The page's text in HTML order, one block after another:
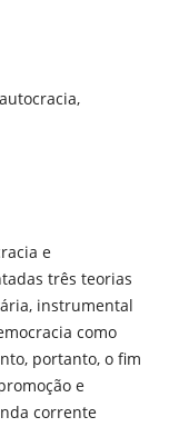
e
três teorias
instrumental
como
portanto, o fim
e
corrente